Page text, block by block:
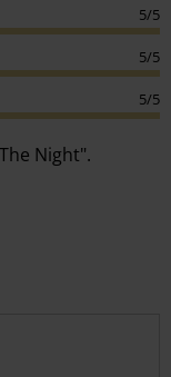
5/5
5/5
5/5
Night".